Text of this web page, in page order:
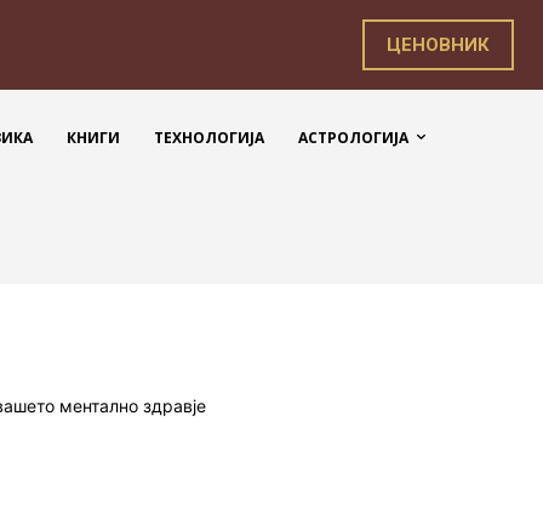
ЦЕНОВНИК
КНИГИ ТЕХНОЛОГИЈА АСТРОЛОГИЈА